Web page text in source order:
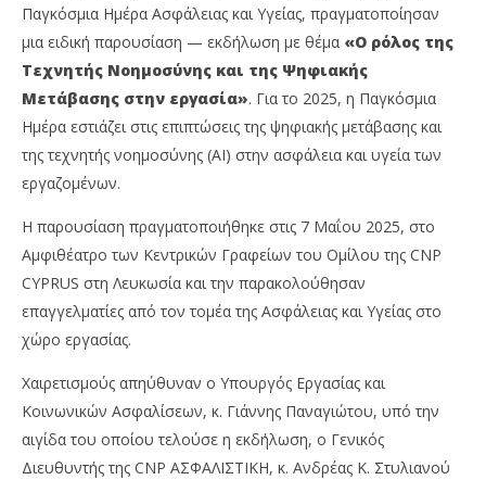
Παγκόσμια Ημέρα Ασφάλειας και Υγείας, πραγματοποίησαν
μια ειδική παρουσίαση — εκδήλωση με θέμα «Ο ρόλος της
Τεχνητής Νοημοσύνης και της Ψηφιακής
Μετάβασης στην εργασία». Για το 2025, η Παγκόσμια
Ημέρα εστιάζει στις επιπτώσεις της ψηφιακής μετάβασης και
της τεχνητής νοημοσύνης (AI) στην ασφάλεια και υγεία των
εργαζομένων.
Η παρουσίαση πραγματοποιήθηκε στις 7 Μαΐου 2025, στο
Αμφιθέατρο των Κεντρικών Γραφείων του Ομίλου της CNP
CYPRUS στη Λευκωσία και την παρακολούθησαν
επαγγελματίες από τον τομέα της Ασφάλειας και Υγείας στο
χώρο εργασίας.
Χαιρετισμούς απηύθυναν ο Υπουργός Εργασίας και
Κοινωνικών Ασφαλίσεων, κ. Γιάννης Παναγιώτου, υπό την
αιγίδα του οποίου τελούσε η εκδήλωση, ο Γενικός
Διευθυντής της CNP ΑΣΦΑΛΙΣΤΙΚΗ, κ. Ανδρέας Κ. Στυλιανού